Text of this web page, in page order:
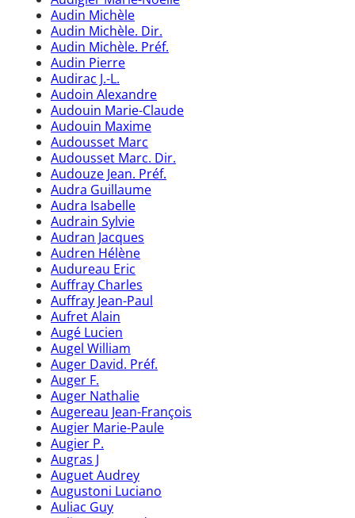
Audin Michèle
Audin Michèle. Dir.
Audin Michèle. Préf.
Audin Pierre
Audirac J.-L.
Audoin Alexandre
Audouin Marie-Claude
Audouin Maxime
Audousset Marc
Audousset Marc. Dir.
Audouze Jean. Préf.
Audra Guillaume
Audra Isabelle
Audrain Sylvie
Audran Jacques
Audren Hélène
Audureau Eric
Auffray Charles
Auffray Jean-Paul
Aufret Alain
Augé Lucien
Augel William
Auger David. Préf.
Auger F.
Auger Nathalie
Augereau Jean-François
Augier Marie-Paule
Augier P.
Augras J
Auguet Audrey
Augustoni Luciano
Auliac Guy